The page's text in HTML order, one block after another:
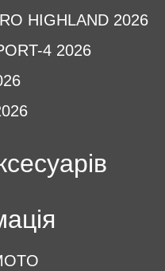
HIGHLAND 2026
4 2026